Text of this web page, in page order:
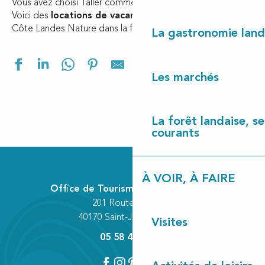
La gastronomie
Les marchés
La forêt landaise,
courants
À VOIR, À FAIRE
Visites
Vous avez choisi Taller comme destination de vacances ?
Voici des
locations de vacances
Côte Landes Nature dans la forêt landaise.
Office de Tourisme Communautaire
201 Route des Lacs
40170 Saint-Julien-en-Born
05 58 42 89 80